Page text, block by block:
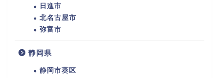
日進市
北名古屋市
弥富市
静岡県
静岡市葵区